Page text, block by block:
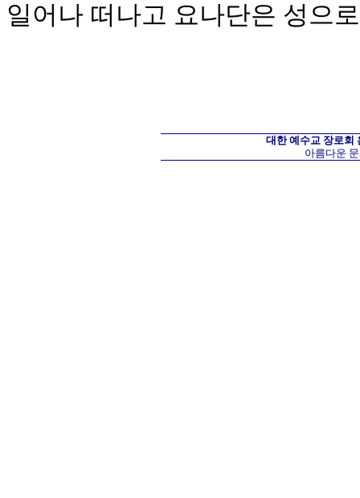
일어나 떠나고 요나단은 성으
대한 예수교 장로회
아름다운